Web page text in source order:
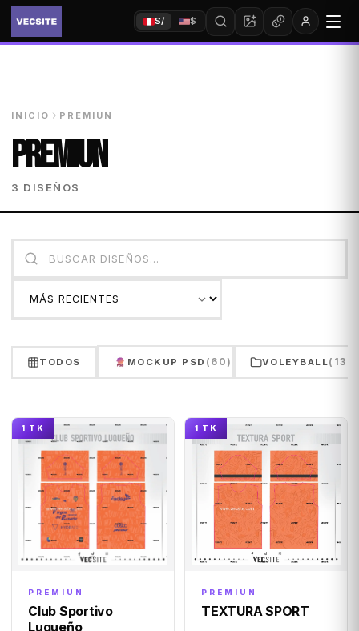
S/ $
INICIO PREMIUN
PREMIUN
3 DISEÑOS
TODOS MOCKUP PSD (60) VOLEYBALL (132)
1 TK
PREMIUN
Club Sportivo
Luqueño
1 TK
PREMIUN
TEXTURA SPORT